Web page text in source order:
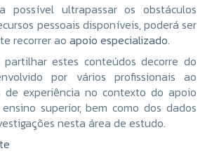
possível ultrapassar os obstáculos
pessoais disponíveis, poderá ser
recorrer ao apoio especializado.
estes conteúdos decorre do
por vários profissionais ao
de experiência no contexto do apoio
superior, bem como dos dados
nesta área de estudo.